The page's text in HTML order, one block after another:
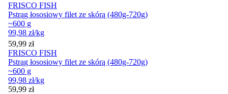
FRISCO FISH
Pstrąg łososiowy filet ze skórą (480g-720g)
~600 g
99,98 zł/kg
Cena
59,99 zł
FRISCO FISH
Pstrąg łososiowy filet ze skórą (480g-720g)
~600 g
99,98 zł/kg
Cena
59,99 zł